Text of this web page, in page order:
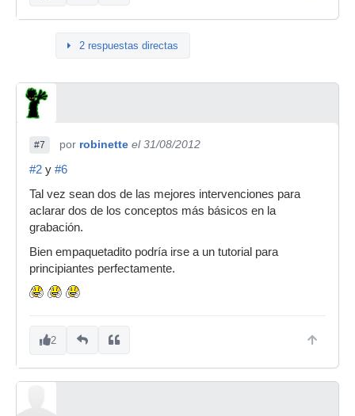
2 respuestas directas
#7 por robinette el 31/08/2012
#2 y #6
Tal vez sean dos de las mejores intervenciones para
aclarar dos de los conceptos más básicos en la
grabación.
Bien empaquetadito podría irse a un tutorial para
principiantes perfectamente.
2